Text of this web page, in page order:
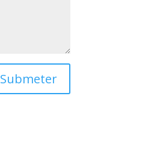
Submeter